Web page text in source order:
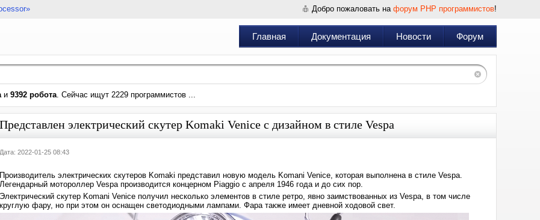
Добро пожаловать на форум PHP программистов!
Главная Документация Новости Форум
и 9392 робота. Сейчас ищут 2229 программистов ...
Представлен электрический скутер Komaki Venice с дизайном в стиле Vespa
Дата: 2022-01-25 08:43
Производитель электрических скутеров Komaki представил новую модель Komani Venice, которая выполнена в стиле Vespa.
Легендарный мотороллер Vespa производится концерном Piaggio с апреля 1946 года и до сих пор.
Электрический скутер Komani Venice получил несколько элементов в стиле ретро, явно заимствованных из Vespa, в том числе
круглую фару, но при этом он оснащен светодиодными лампами. Фара также имеет дневной ходовой свет.